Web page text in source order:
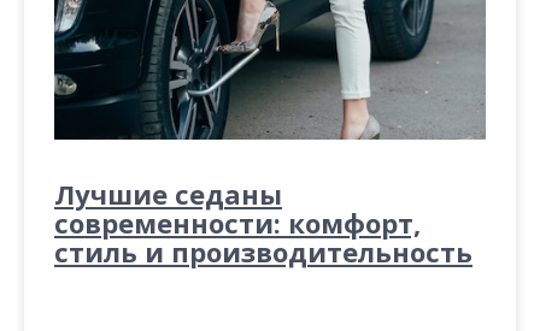
Лучшие седаны
современности: комфорт,
стиль и производительность